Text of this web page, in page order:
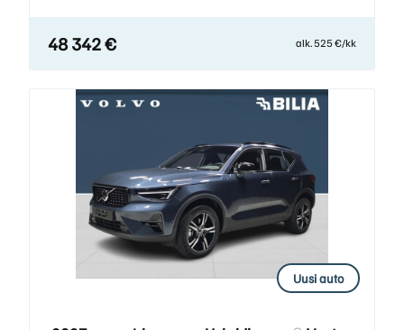
48 342 € alk. 525 €/kk
Uusi auto